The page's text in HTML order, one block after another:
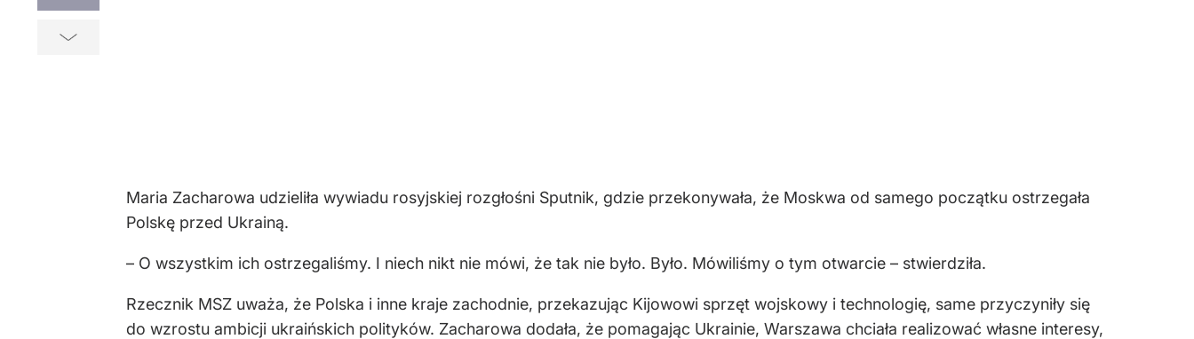
Maria Zacharowa udzieliła wywiadu rosyjskiej rozgłośni Sputnik, gdzie przekonywała, że Moskwa od samego początku ostrzegała
Polskę przed Ukrainą.
– O wszystkim ich ostrzegaliśmy. I niech nikt nie mówi, że tak nie było. Było. Mówiliśmy o tym otwarcie – stwierdziła.
Rzecznik MSZ uważa, że Polska i inne kraje zachodnie, przekazując Kijowowi sprzęt wojskowy i technologię, same przyczyniły się
do wzrostu ambicji ukraińskich polityków. Zacharowa dodała, że pomagając Ukrainie, Warszawa chciała realizować własne interesy,